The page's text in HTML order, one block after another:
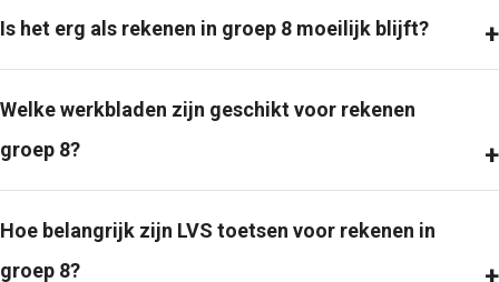
Is het erg als rekenen in groep 8 moeilijk blijft?
Welke werkbladen zijn geschikt voor rekenen
groep 8?
Hoe belangrijk zijn LVS toetsen voor rekenen in
groep 8?